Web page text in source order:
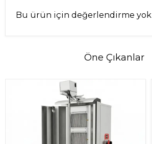
Bu ürün için değerlendirme yok
Öne Çıkanlar